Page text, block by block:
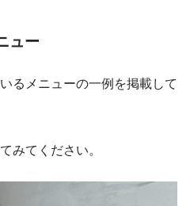
ュー
るメニューの一例を掲載して
みてください。